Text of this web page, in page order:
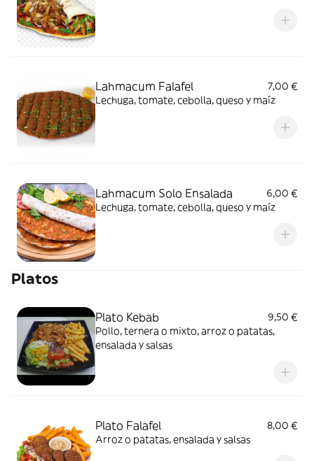
Lahmacum Falafel
7,00 €
Lechuga, tomate, cebolla, queso y maíz
Lahmacum Solo Ensalada
6,00 €
Lechuga, tomate, cebolla, queso y maíz
Platos
Plato Kebab
9,50 €
Pollo, ternera o mixto, arroz o patatas,
ensalada y salsas
Plato Falafel
8,00 €
Arroz o patatas, ensalada y salsas